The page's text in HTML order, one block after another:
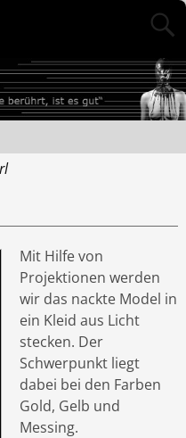
Mit Hilfe von
Projektionen werden
wir das nackte Model in
ein Kleid aus Licht
stecken. Der
Schwerpunkt liegt
dabei bei den Farben
Gold, Gelb und
Messing.